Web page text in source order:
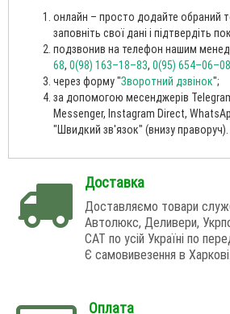
онлайн – просто додайте обраний
заповніть свої дані і підтвердіть
подзвонив на телефон нашим
68, 0(98) 163–18–83, 0(95) 654–06–08
через форму "Зворотний дзвінок";
за допомогою месенджерів
Messenger, Instagram Direct,
"Швидкий зв'язок" (внизу праворуч).
Доставка
Доставляємо товари
Автолюкс, Деливери,
САТ по усій Україні по
Є самовивезення в Харкові.
Оплата